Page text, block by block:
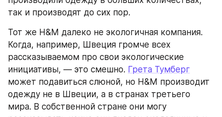
так и производят до сих пор.
Тот же H&M далеко не экологичная компания.
Когда, например, Швеция громче всех
рассказываемом про свои экологические
инициативы, — это смешно. Грета Тумберг
может подавиться слюной, но H&M производит
одежду не в Швеции, а в странах третьего
мира. В собственной стране они могу